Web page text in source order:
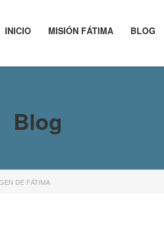
INICIO MISIÓN FÁTIMA BLOG
Blog
DE FÁTIMA